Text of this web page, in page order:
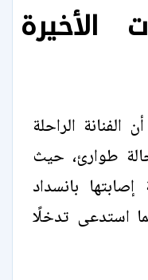
الأخيرة
الفنانة الراحلة
طوارئ، حيث
بانسداد
استدعى تدخلًا